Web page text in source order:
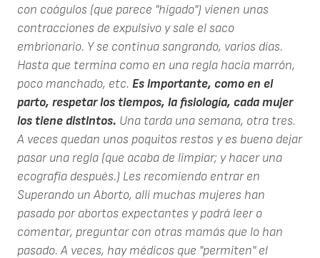
con coágulos (que parece "hígado") vienen unas
contracciones de expulsivo y sale el saco
embrionario. Y se continua sangrando, varios días.
Hasta que termina como en una regla hacia marrón,
poco manchado, etc. Es importante, como en el
parto, respetar los tiempos, la fisiología, cada mujer
los tiene distintos. Una tarda una semana, otra tres.
A veces quedan unos poquitos restos y es bueno dejar
pasar una regla (que acaba de limpiar; y hacer una
ecografía después.) Les recomiendo entrar en
Superando un Aborto, allí muchas mujeres han
pasado por abortos expectantes y podrá leer o
comentar, preguntar con otras mamás que lo han
pasado. A veces, hay médicos que "permiten" el